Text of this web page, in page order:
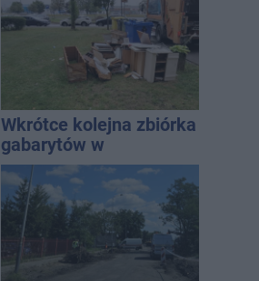
Wkrótce kolejna zbiórka
gabarytów w
Inowrocławiu